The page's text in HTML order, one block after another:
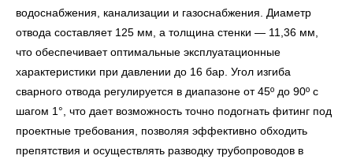
водоснабжения, канализации и газоснабжения. Диаметр
отвода составляет 125 мм, а толщина стенки — 11,36 мм,
что обеспечивает оптимальные эксплуатационные
характеристики при давлении до 16 бар. Угол изгиба
сварного отвода регулируется в диапазоне от 45º до 90º с
шагом 1°, что дает возможность точно подогнать фитинг под
проектные требования, позволяя эффективно обходить
препятствия и осуществлять разводку трубопроводов в